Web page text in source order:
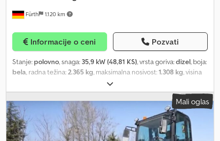
hidraulični sistem za priključke – a ne bilo koji sistem za brzu
Tako možemo poslati delove u roku od 24 sata. ➡️Imamo
sopstvenu fabriku u Kini! Pogledajte slike i video snimke na našoj
procesa, postigli smo veoma visok kvalitet. ➡️Zahvaljujući našem
znanju i dobrim mehaničarima, možemo pružiti brzu i efikasnu
pomoć i nakon isteka garantnog roka. (U Nemačkoj i Evropi)
➡️Naši utovarivači su svesno dizajnirani da budu jednostavni i
robusni, bez nepotrebnih dodataka! Tehnologija koju svako
razume. ➡️CE sertifikat i ponovna kontrola prema nemačkim
smernicama UVV! Tehničke specifikacije: ➡️Sopstvena težina
samo oko 2300 kg (uključujući lopatu) ➡️Kapacitet dizanja oko
Fürth 1.120 km
Informacije o ceni Pozvati
Stanje: polovno, snaga: 35,9 kW (48,81 KS), vrsta goriva:dizel, boja:
bela, radna težina:2.365 kg, maksimalna nosivost:1.308 kg, visina
, dimenzija gume:
98 procenat, širina kašike za kopanje:1.600 mm, Godina
proizvodnje:2015, radni sati:1.805 h, Oprema:dodatna prednja
svetla, hidraulika, kabina, standardna lopata, ugrađeni računar
Kompaktni utovarivač BOBCAT, tip: S 450, prva upotreba 2016.
godine, radna masa: 2.365 kg, 4-cilindarski KUBOTA dizel motor (tip:
Mali oglas